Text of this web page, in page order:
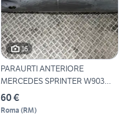
16
PARAURTI ANTERIORE
MERCEDES SPRINTER W903
90188006
60 €
Roma (RM)